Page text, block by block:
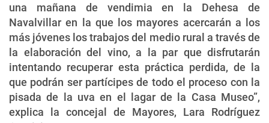
una mañana de vendimia en la Dehesa de
Navalvillar en la que los mayores acercarán a los
más jóvenes los trabajos del medio rural a través de
la elaboración del vino, a la par que disfrutarán
intentando recuperar esta práctica perdida, de la
que podrán ser partícipes de todo el proceso con la
pisada de la uva en el lagar de la Casa Museo”,
explica la concejal de Mayores, Lara Rodríguez